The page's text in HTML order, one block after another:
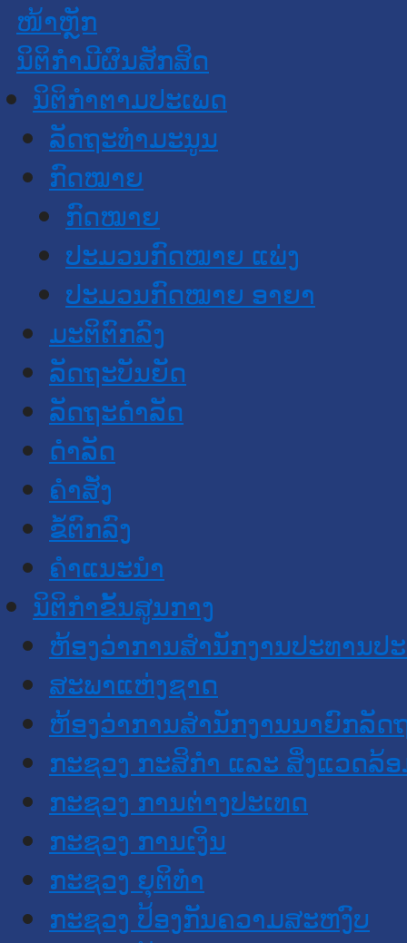
ໜ້າຫຼັກ
ນິຕິກໍາມີຜົນສັກສິດ
ນິຕິກໍາຕາມປະເພດ
ລັດຖະທໍາມະນູນ
ກົດໝາຍ
ກົດໝາຍ
ປະມວນກົດໝາຍ ແພ່ງ
ປະມວນກົດໝາຍ ອາຍາ
ມະຕິຕົກລົງ
ລັດຖະບັນຍັດ
ລັດຖະດໍາລັດ
ດໍາລັດ
ຄໍາສັ່ງ
ຂໍ້ຕົກລົງ
ຄໍາແນະນໍາ
ນິຕິກໍາຂັ້ນສູນກາງ
ຫ້ອງວ່າການສໍານັກງານປະທານປ
ສະພາແຫ່ງຊາດ
ຫ້ອງວ່າການສຳນັກງານນາຍົກລັດ
ກະຊວງ ກະສິກຳ ແລະ ສິ່ງແວດລ້
ກະຊວງ ການຕ່າງປະເທດ
ກະຊວງ ການເງິນ
ກະຊວງ ຍຸຕິທໍາ
ກະຊວງ ປ້ອງກັນຄວາມສະຫງົບ